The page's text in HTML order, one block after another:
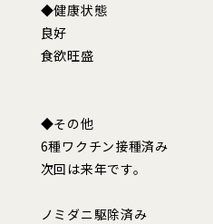
◆健康状態
良好
食欲旺盛
◆その他
6種ワクチン接種済み
次回は来年です。
ノミダニ駆除済み